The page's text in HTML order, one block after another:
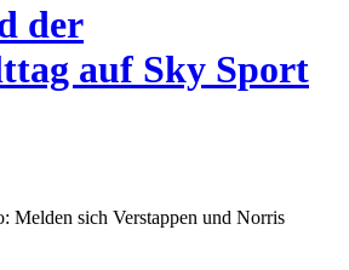
der
auf Sky Sport
Melden sich Verstappen und Norris